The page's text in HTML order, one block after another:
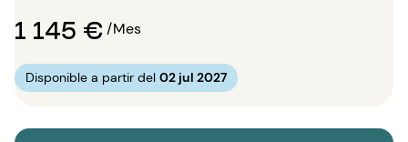
1 145 €/Mes
Disponible a partir del 02 jul 2027